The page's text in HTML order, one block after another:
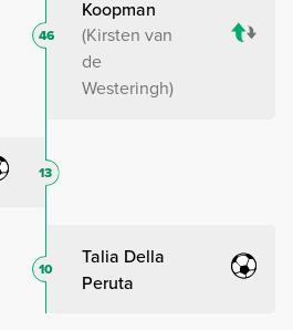
Koopman
Kirsten van
de
Westeringh
46
13
Talia Della
Peruta
10